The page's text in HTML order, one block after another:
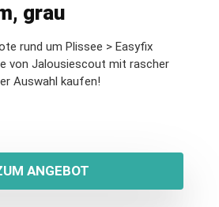
grau
rund um Plissee > Easyfix
von Jalousiescout mit rascher
Auswahl kaufen!
ANGEBOT